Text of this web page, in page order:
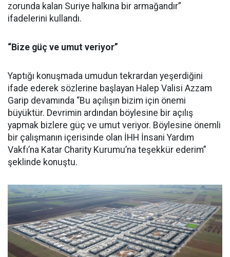
zorunda kalan Suriye halkına bir armağandır”
ifadelerini kullandı.
“Bize güç ve umut veriyor”
Yaptığı konuşmada umudun tekrardan yeşerdiğini
ifade ederek sözlerine başlayan Halep Valisi Azzam
Garip devamında “Bu açılışın bizim için önemi
büyüktür. Devrimin ardından böylesine bir açılış
yapmak bizlere güç ve umut veriyor. Böylesine önemli
bir çalışmanın içerisinde olan İHH İnsani Yardım
Vakfı’na Katar Charity Kurumu’na teşekkür ederim”
şeklinde konuştu.